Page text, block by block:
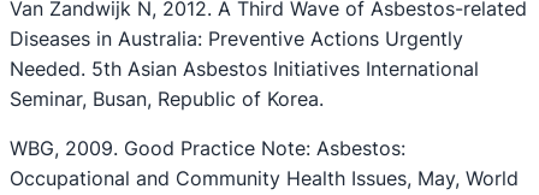
Van Zandwijk N, 2012. A Third Wave of Asbestos-related
Diseases in Australia: Preventive Actions Urgently
Needed. 5th Asian Asbestos Initiatives International
Seminar, Busan, Republic of Korea.
WBG, 2009. Good Practice Note: Asbestos:
Occupational and Community Health Issues, May, World